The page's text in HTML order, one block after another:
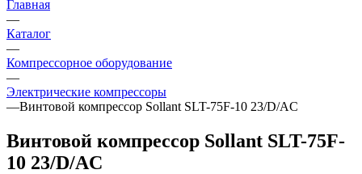
Главная
—
Каталог
—
Компрессорное оборудование
—
Электрические компрессоры
—Винтовой компрессор Sollant SLT-75F-10 23/D/AC
Винтовой компрессор Sollant SLT-75F-
10 23/D/AC